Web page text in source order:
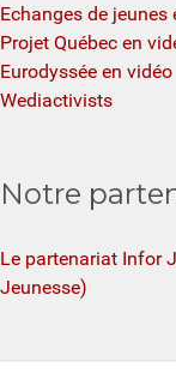
Echanges de jeunes
Projet Québec en
Eurodyssée en vidéo
Wediactivists
Notre
Le partenariat Infor
Jeunesse)